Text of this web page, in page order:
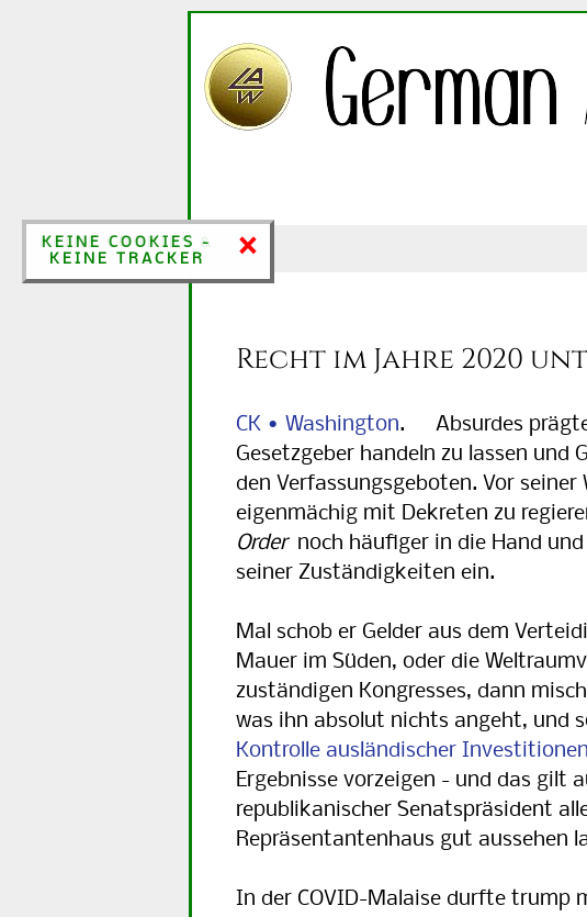
×
KEINE COOKIES &
KEINE TRACKER
Recht im Jahre 2020
CK • Washington. Absurdes prägte
Gesetzgeber handeln zu lassen
den Verfassungsgeboten. Vor
eigenmächig mit Dekreten zu
Order noch häufiger in die Hand
seiner Zuständigkeiten ein.
Mal schob er Gelder aus dem
Mauer im Süden, oder die
zuständigen Kongresses, dann
was ihn absolut nichts angeht, und
Kontrolle ausländischer Investitionen
Ergebnisse vorzeigen - und das gilt
republikanischer Senatspräsident
Repräsentantenhaus gut aussehen
In der COVID-Malaise durfte trump
×
KEINE COOKIES -
KEINE TRACKER